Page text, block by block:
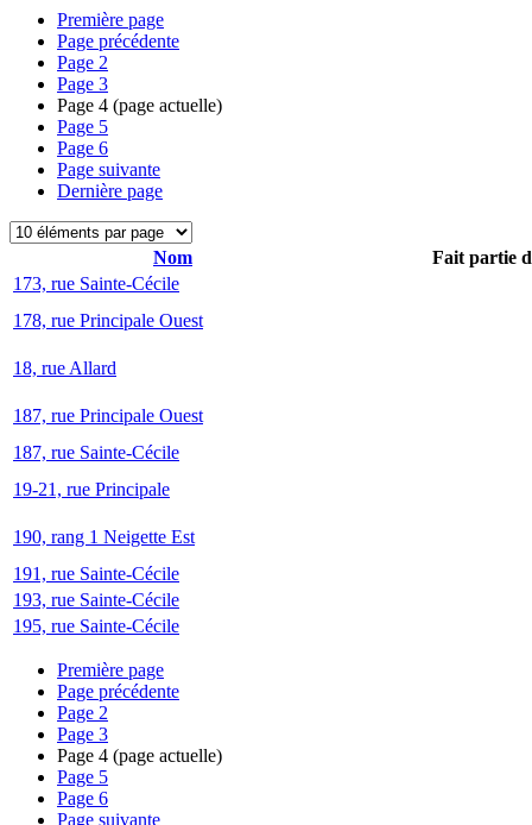
Première page
Page précédente
Page 2
Page 3
Page 4 (page actuelle)
Page 5
Page 6
Page suivante
Dernière page
Nom
Fait partie
173, rue Sainte-Cécile
178, rue Principale Ouest
18, rue Allard
187, rue Principale Ouest
187, rue Sainte-Cécile
19-21, rue Principale
190, rang 1 Neigette Est
191, rue Sainte-Cécile
193, rue Sainte-Cécile
195, rue Sainte-Cécile
Première page
Page précédente
Page 2
Page 3
Page 4 (page actuelle)
Page 5
Page 6
Page suivante